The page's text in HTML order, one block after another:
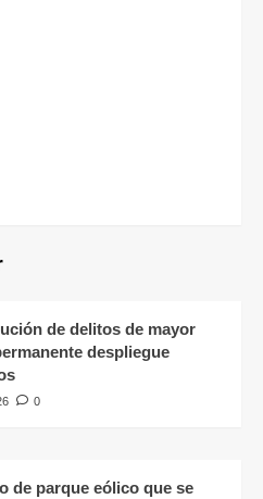
de delitos de mayor
despliegue
0
de parque eólico que se